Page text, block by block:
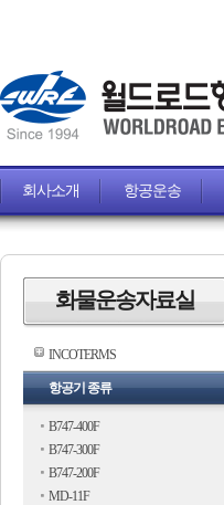
회사소개 항공운송
화물운송자료실
INCOTERMS
항공기 종류
B747-400F
B747-300F
B747-200F
MD-11F